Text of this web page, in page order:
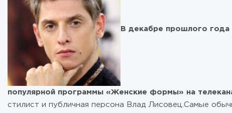
В декабре прошлого года
популярной программы «Женские формы» на
стилист и публичная персона Влад Лисовец.Самые